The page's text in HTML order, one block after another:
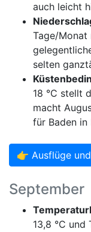
auch leicht
Tage/Monat
selten
18 °C stellt
macht
für Baden in
👉 Ausflüge
September
13,8 °C und